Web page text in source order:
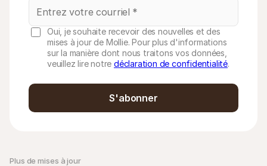
Plus de mises à jour
Oui, je souhaite recevoir des nouvelles et des
mises à jour de Mollie. Pour plus d'informations
sur la manière dont nous traitons vos données,
veuillez lire notre déclaration de confidentialité.
S'abonner